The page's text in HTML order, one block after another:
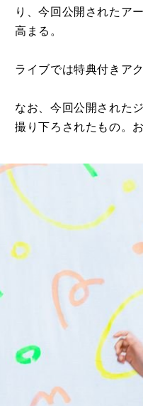
り、今回公開されたア
高まる。
ライブでは特典付きア
なお、今回公開された
撮り下ろされたもの。